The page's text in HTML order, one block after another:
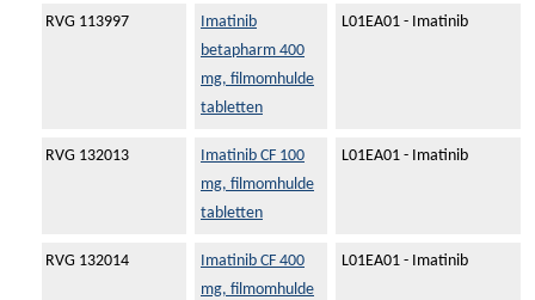
RVG 113997
Imatinib
betapharm 400
mg, filmomhulde
tabletten
L01EA01 - Imatinib
RVG 132013
Imatinib CF 100
mg, filmomhulde
tabletten
L01EA01 - Imatinib
RVG 132014
Imatinib CF 400
mg, filmomhulde
L01EA01 - Imatinib